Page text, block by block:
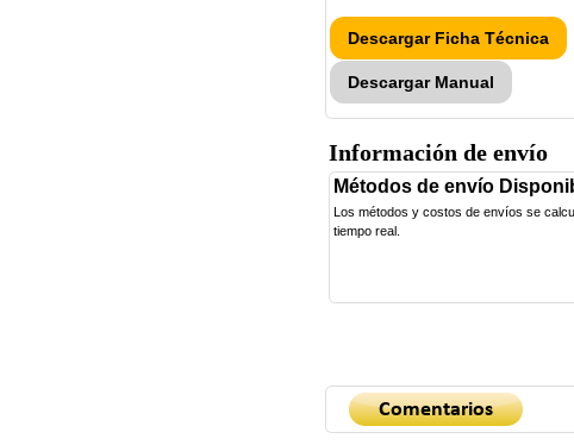
Descargar Ficha Técnica
Descargar Manual
Información de envío
Métodos de envío
Los métodos y costos de envíos se
tiempo real.